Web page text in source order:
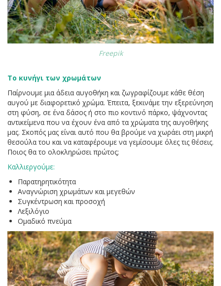
Freepik
Το κυνήγι των χρωμάτων
Παίρνουμε μια άδεια αυγοθήκη και ζωγραφίζουμε κάθε θέση
αυγού με διαφορετικό χρώμα. Έπειτα, ξεκινάμε την εξερεύνηση
στη φύση, σε ένα δάσος ή στο πιο κοντινό πάρκο, ψάχνοντας
αντικείμενα που να έχουν ένα από τα χρώματα της αυγοθήκης
μας. Σκοπός μας είναι αυτό που θα βρούμε να χωράει στη μικρή
θεσούλα του και να καταφέρουμε να γεμίσουμε όλες τις θέσεις.
Ποιος θα το ολοκληρώσει πρώτος;
Καλλιεργούμε:
Παρατηρητικότητα
Αναγνώριση χρωμάτων και μεγεθών
Συγκέντρωση και προσοχή
Λεξιλόγιο
Ομαδικό πνεύμα